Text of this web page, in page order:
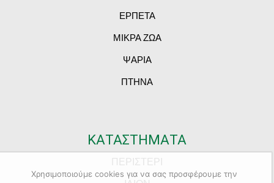
ΕΡΠΕΤΑ
ΜΙΚΡΑ ΖΩΑ
ΨΑΡΙΑ
ΠΤΗΝΑ
ΚΑΤΑΣΤΗΜΑΤΑ
Χρησιμοποιούμε cookies για να σας προσφέρουμε την